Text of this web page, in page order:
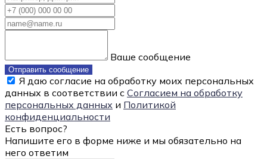
Ваше сообщение
Отправить сообщение
Я даю согласие на обработку моих персональных
данных в соответствии с Согласием на обработку
персональных данных и Политикой
конфиденциальности
Есть вопрос?
Напишите его в форме ниже и мы обязательно на
него ответим